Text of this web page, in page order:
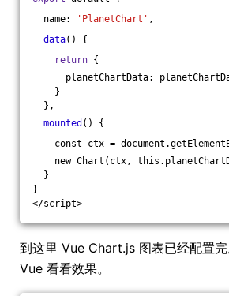
name:
'PlanetChart' ,
data() {
return {
planetChartData:
}
},
mounted () {
const ctx =
new Chart(ctx,
}
}
</script>
到这里 Vue Chart.js 图表已经配置
Vue 看看效果。